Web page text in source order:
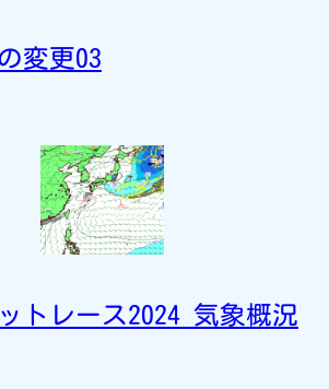
変更03
トレース2024 気象概況